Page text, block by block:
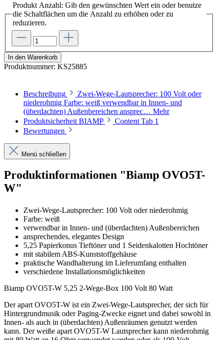
Produkt Anzahl: Gib den gewünschten Wert ein oder benutze
die Schaltflächen um die Anzahl zu erhöhen oder zu
reduzieren.
In den Warenkorb
Produktnummer: KS25885
Beschreibung
Zwei-Wege-Lautsprecher: 100 Volt oder
niederohmig Farbe: weiß verwendbar in Innen- und
(überdachten) Außenbereichen ansprec… Mehr
Produktsicherheit BIAMP
Content Tab 1
Bewertungen
Menü schließen
Produktinformationen "Biamp OVO5T-
W"
Zwei-Wege-Lautsprecher: 100 Volt oder niederohmig
Farbe: weiß
verwendbar in Innen- und (überdachten) Außenbereichen
ansprechendes, elegantes Design
5,25 Papierkonus Tieftöner und 1 Seidenkalotten Hochtöner
mit stabilem ABS-Kunststoffgehäuse
praktische Wandhalterung im Lieferumfang enthalten
verschiedene Installationsmöglichkeiten
Biamp OVO5T-W 5,25 2-Wege-Box 100 Volt 80 Watt
Der apart OVO5T-W ist ein Zwei-Wege-Lautsprecher, der sich für
Hintergrundmusik oder Paging-Zwecke eignet und dabei sowohl in
Innen- als auch in (überdachten) Außenräumen genutzt werden
kann. Der weiße apart OVO5T-W Lautsprecher kann niederohmig